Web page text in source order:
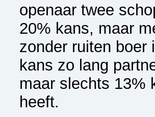
openaar twee
20% kans, maar
zonder ruiten boer
kans zo lang
maar slechts 13%
heeft.